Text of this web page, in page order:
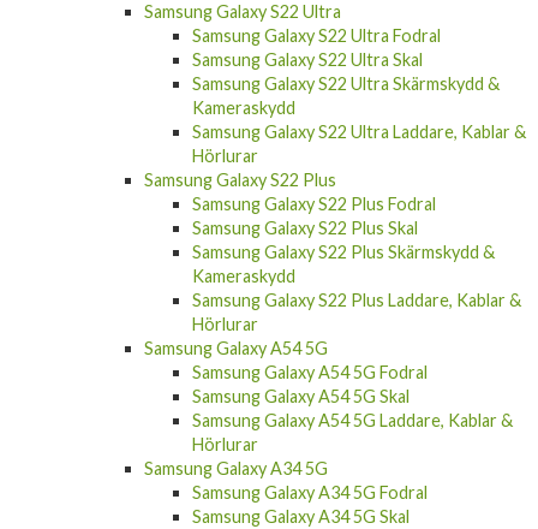
Samsung Galaxy S22 Ultra
Samsung Galaxy S22 Ultra Fodral
Samsung Galaxy S22 Ultra Skal
Samsung Galaxy S22 Ultra Skärmskydd &
Kameraskydd
Samsung Galaxy S22 Ultra Laddare, Kablar &
Hörlurar
Samsung Galaxy S22 Plus
Samsung Galaxy S22 Plus Fodral
Samsung Galaxy S22 Plus Skal
Samsung Galaxy S22 Plus Skärmskydd &
Kameraskydd
Samsung Galaxy S22 Plus Laddare, Kablar &
Hörlurar
Samsung Galaxy A54 5G
Samsung Galaxy A54 5G Fodral
Samsung Galaxy A54 5G Skal
Samsung Galaxy A54 5G Laddare, Kablar &
Hörlurar
Samsung Galaxy A34 5G
Samsung Galaxy A34 5G Fodral
Samsung Galaxy A34 5G Skal